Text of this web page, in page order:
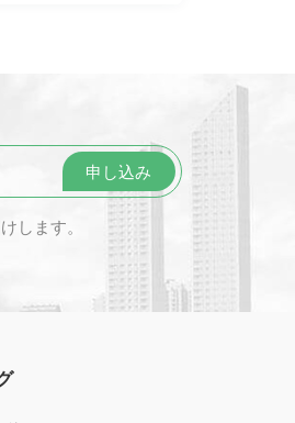
します。